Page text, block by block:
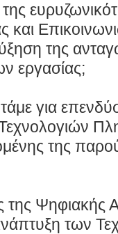
και
της
εργασίας;
για
της
Ψηφιακής
των